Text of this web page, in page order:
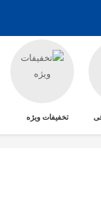
تخفیفات ویژه